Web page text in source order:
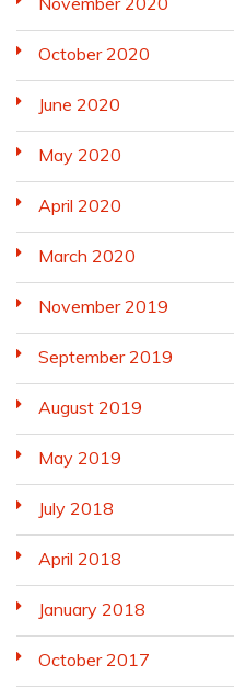
October 2020
June 2020
May 2020
April 2020
March 2020
November 2019
September 2019
August 2019
May 2019
July 2018
April 2018
January 2018
October 2017